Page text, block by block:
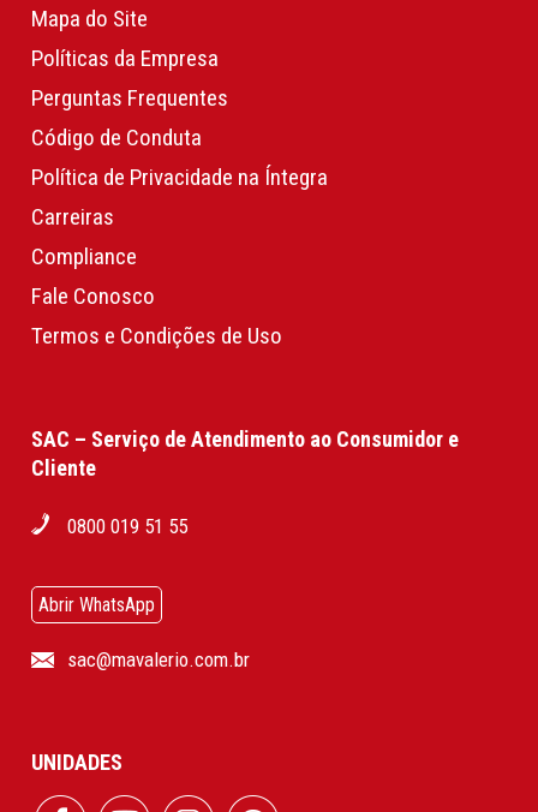
Mapa do Site
Políticas da Empresa
Perguntas Frequentes
Código de Conduta
Política de Privacidade na Íntegra
Carreiras
Compliance
Fale Conosco
Termos e Condições de Uso
SAC – Serviço de Atendimento ao Consumidor e
Cliente
0800 019 51 55
Abrir WhatsApp
sac@mavalerio.com.br
UNIDADES